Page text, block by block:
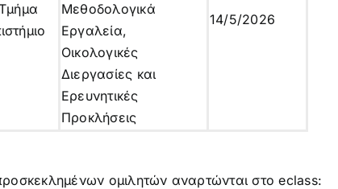
Μεθοδολογικά
Εργαλεία,
Οικολογικές
Διεργασίες και
Ερευνητικές
Προκλήσεις
14/5/2026
ομιλητών αναρτώνται στο eclass: